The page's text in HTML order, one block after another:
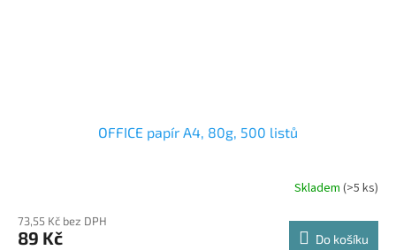
OFFICE papír A4, 80g, 500 listů
Skladem (>5 ks)
73,55 Kč bez DPH
89 Kč Do košíku